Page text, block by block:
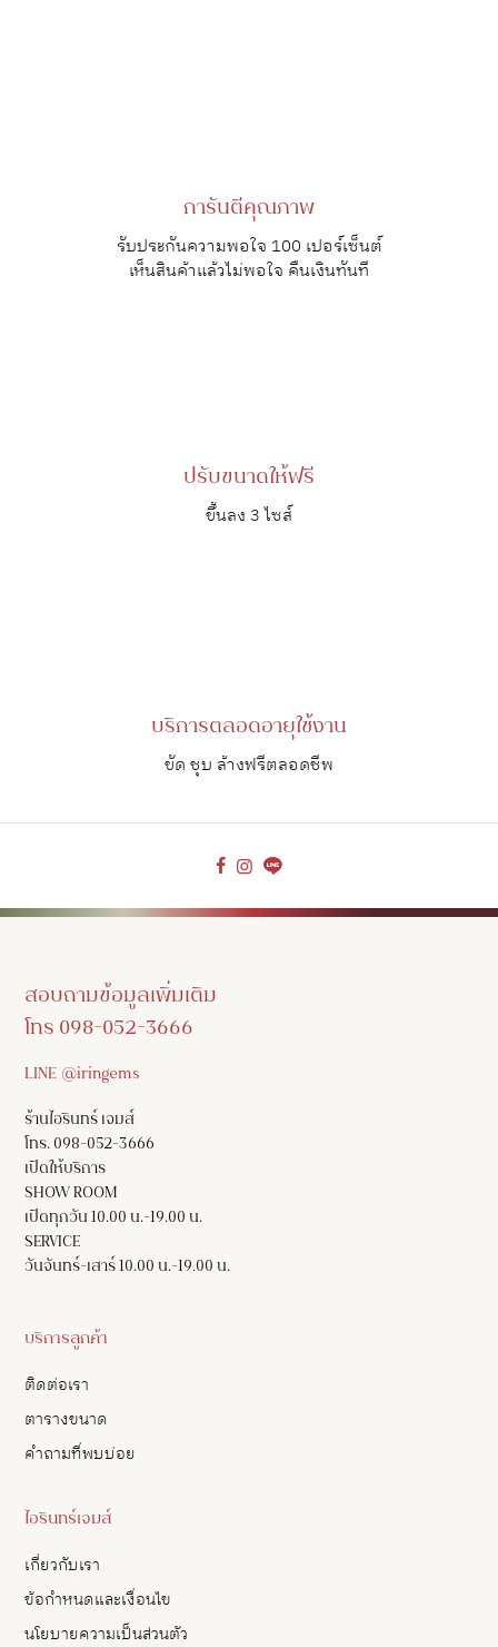
การันตีคุณภาพ
รับประกันความพอใจ 100 เปอร์เซ็นต์
เห็นสินค้าแล้วไม่พอใจ คืนเงินทันที
ปรับขนาดให้ฟรี
ขึ้นลง 3 ไซส์
บริการตลอดอายุใช้งาน
ขัด ชุบ ล้างฟรีตลอดชีพ
สอบถามข้อมูลเพิ่มเติม
โทร 098-052-3666
LINE @iringems
ร้านไอรินทร์ เจมส์
โทร. 098-052-3666
เปิดให้บริการ
SHOW ROOM
เปิดทุกวัน 10.00 น.-19.00 น.
SERVICE
วันจันทร์-เสาร์ 10.00 น.-19.00 น.
บริการลูกค้า
ติดต่อเรา
ตารางขนาด
คำถามที่พบบ่อย
ไอรินทร์เจมส์
เกี่ยวกับเรา
ข้อกำหนดและเงื่อนไข
นโยบายความเป็นส่วนตัว